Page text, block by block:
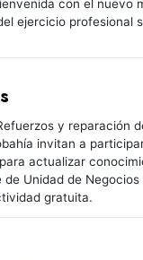
con el
ejercicio profesional
y reparación
invitan a
actualizar
Unidad de
gratuita.